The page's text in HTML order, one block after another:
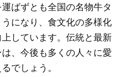
ばずとも全国の名物牛タ
になり、食文化の多様化
しています。伝統と最新
、今後も多くの人々に愛
でしょう。